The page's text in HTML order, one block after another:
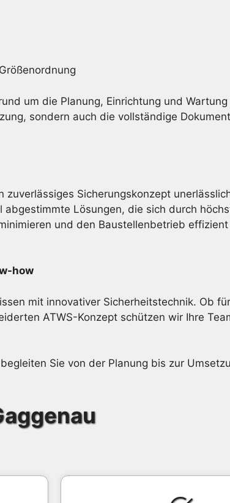
um die Planung, Einrichtung und Wartung
sondern auch die vollständige
Sicherungskonzept
Lösungen, die sich durch
und den Baustellenbetrieb
how
mit innovativer Sicherheitstechnik. Ob
ATWS-Konzept schützen wir Ihre
Sie von der Planung bis zur